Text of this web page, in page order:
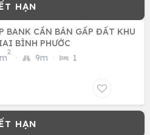
CẦN BÁN GẤP ĐẤT KHU
BÌNH PHƯỚC
2
· 9m · 1